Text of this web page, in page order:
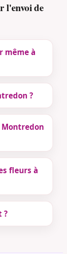
l'envoi de
même à
?
fleurs à
?